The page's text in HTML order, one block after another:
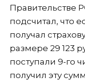
Правительстве
подсчитал, что
получал
размере 29 123
поступали 9-го
получил эту